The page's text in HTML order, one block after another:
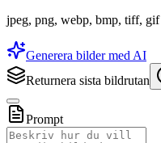
jpeg, png, webp, bmp, tiff, gif
Generera bilder med AI
Returnera sista bildrutan
Prompt